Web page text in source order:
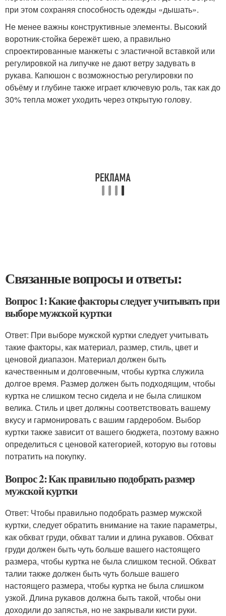
при этом сохраняя способность одежды «дышать».
Не менее важны конструктивные элементы. Высокий
воротник-стойка бережёт шею, а правильно
спроектированные манжеты с эластичной вставкой или
регулировкой на липучке не дают ветру задувать в
рукава. Капюшон с возможностью регулировки по
объёму и глубине также играет ключевую роль, так как до
30% тепла может уходить через открытую голову.
Связанные вопросы и ответы:
Вопрос 1: Какие факторы следует учитывать при
выборе мужской куртки
Ответ: При выборе мужской куртки следует учитывать
такие факторы, как материал, размер, стиль, цвет и
ценовой диапазон. Материал должен быть
качественным и долговечным, чтобы куртка служила
долгое время. Размер должен быть подходящим, чтобы
куртка не слишком тесно сидела и не была слишком
велика. Стиль и цвет должны соответствовать вашему
вкусу и гармонировать с вашим гардеробом. Выбор
куртки также зависит от вашего бюджета, поэтому важно
определиться с ценовой категорией, которую вы готовы
потратить на покупку.
Вопрос 2: Как правильно подобрать размер
мужской куртки
Ответ: Чтобы правильно подобрать размер мужской
куртки, следует обратить внимание на такие параметры,
как обхват груди, обхват талии и длина рукавов. Обхват
груди должен быть чуть больше вашего настоящего
размера, чтобы куртка не была слишком тесной. Обхват
талии также должен быть чуть больше вашего
настоящего размера, чтобы куртка не была слишком
узкой. Длина рукавов должна быть такой, чтобы они
доходили до запястья, но не закрывали кисти руки.